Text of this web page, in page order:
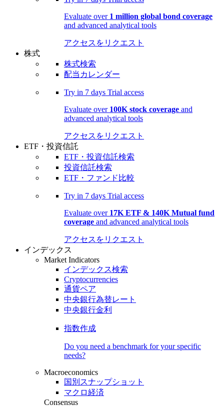
Evaluate over 1 million global bond coverage
and advanced analytical tools
アクセスをリクエスト
株式
株式検索
配当カレンダー
Try in 7 days Trial access
Evaluate over 100K stock coverage and
advanced analytical tools
アクセスをリクエスト
ETF・投資信託
ETF・投資信託検索
投資信託検索
ETF・ファンド比較
Try in 7 days Trial access
Evaluate over 17K ETF & 140K Mutual fund
coverage and advanced analytical tools
アクセスをリクエスト
インデックス
Market Indicators
インデックス検索
Cryptocurrencies
通貨ペア
中央銀行為替レート
中央銀行金利
指数作成
Do you need a benchmark for your specific
needs?
Macroeconomics
国別スナップショット
マクロ経済
Consensus